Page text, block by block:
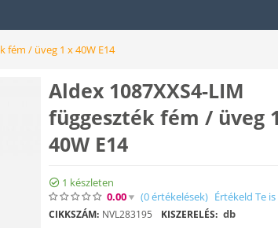
fém / üveg 1 x 40W E14
Aldex 1087XXS4-LIM
függeszték fém / üveg
40W E14
1 készleten
0.00
(0értékelések) Értékeld Te is
CIKKSZÁM: NVL283195 KISZERELÉS: db